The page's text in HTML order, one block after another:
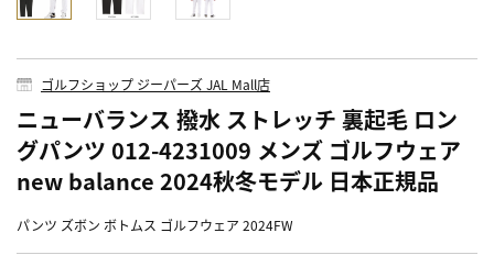
ゴルフショップ ジーパーズ JAL Mall店
ニューバランス 撥水 ストレッチ 裏起毛 ロン
グパンツ 012-4231009 メンズ ゴルフウェア
new balance 2024秋冬モデル 日本正規品
パンツ ズボン ボトムス ゴルフウェア 2024FW